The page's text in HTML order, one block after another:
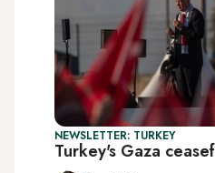
NEWSLETTER: TURKEY
Turkey's Gaza